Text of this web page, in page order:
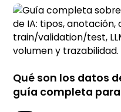
Qué son los datos
guía completa para